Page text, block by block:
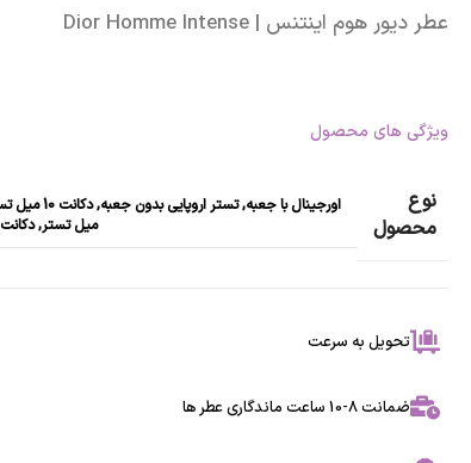
عطر دیور هوم اینتنس | Dior Homme Intense
ویژگی های محصول
نوع
محصول
اورجینال با جعبه,تستر اروپایی بدون جعبه,دکانت 10 میل تستر
میل تستر,دکانت 50 میل تستر
تحویل به سرعت
ضمانت 8-10 ساعت ماندگاری عطر ها